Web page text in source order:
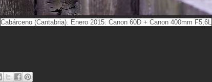
Cabárceno (Cantabria). Enero 2015. Canon 60D + Canon 400mm F5,6L